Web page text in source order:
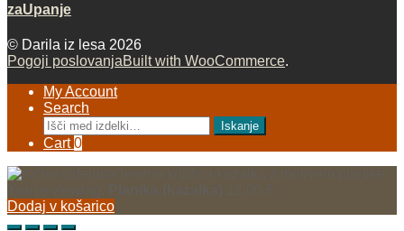
zaUpanje
© Darila iz lesa 2026
Pogoji poslovanjaBuilt with WooCommerce.
My Account
Search
Išči:
Iskanje
Cart0
Dodaj v košarico